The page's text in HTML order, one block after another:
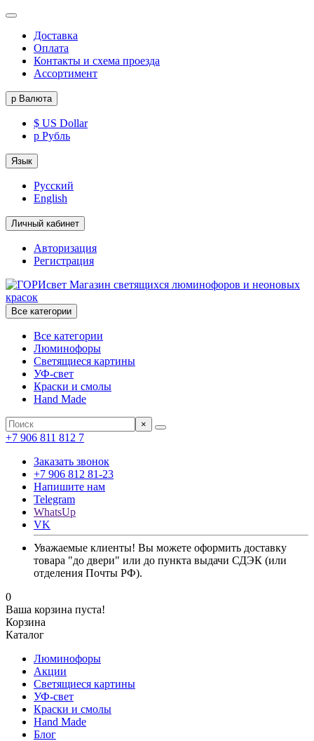
Доставка
Оплата
Контакты и схема проезда
Ассортимент
р Валюта
$ US Dollar
р Рубль
Язык
Русский
English
Личный кабинет
Авторизация
Регистрация
Все категории
Все категории
Люминофоры
Светящиеся картины
УФ-свет
Краски и смолы
Hand Made
×
+7 906 811 812 7
Заказать звонок
+7 906 812 81-23
Напишите нам
Telegram
WhatsUp
VK
Уважаемые клиенты! Вы можете оформить доставку
товара "до двери" или до пункта выдачи СДЭК (или
отделения Почты РФ).
0
Ваша корзина пуста!
Корзина
Каталог
Люминофоры
Акции
Светящиеся картины
УФ-свет
Краски и смолы
Hand Made
Блог